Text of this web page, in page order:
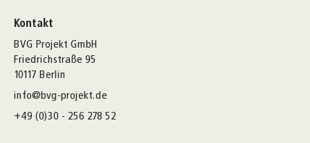
Kontakt
BVG Projekt GmbH
Friedrichstraße 95
10117 Berlin
info@bvg-projekt.de
+49 (0)30 - 256 278 52